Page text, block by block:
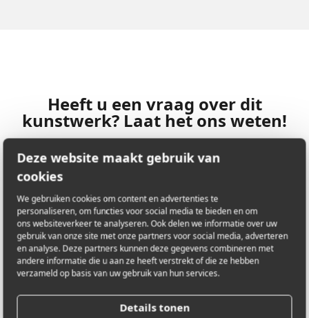
Deze website maakt gebruik van
cookies
We gebruiken cookies om content en advertenties te
personaliseren, om functies voor social media te bieden en om
ons websiteverkeer te analyseren. Ook delen we informatie over uw
gebruik van onze site met onze partners voor social media, adverteren
en analyse. Deze partners kunnen deze gegevens combineren met
andere informatie die u aan ze heeft verstrekt of die ze hebben
verzameld op basis van uw gebruik van hun services.
Details tonen
Heeft u een vraag over dit
kunstwerk? Laat het ons weten!
2200 Herentals
Antwerpen, België
E-MAIL
carlo@phobosenactor.be